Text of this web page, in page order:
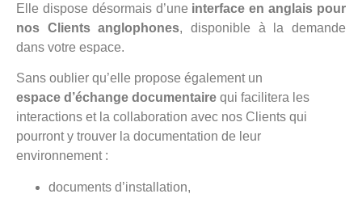
Elle dispose désormais d’une interface en anglais pour
nos Clients anglophones, disponible à la demande
dans votre espace.
Sans oublier qu’elle propose également un
espace d’échange documentaire qui facilitera les
interactions et la collaboration avec nos Clients qui
pourront y trouver la documentation de leur
environnement :
documents d’installation,